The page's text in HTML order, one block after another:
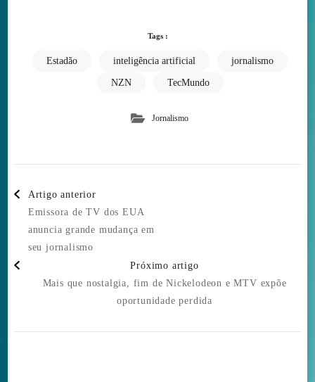
Tags :
Estadão inteligência artificial jornalismo
NZN TecMundo
Jornalismo
Post
Navigation
Artigo anterior
Emissora de TV dos EUA
anuncia grande mudança em
seu jornalismo
Próximo artigo
Mais que nostalgia, fim de Nickelodeon e MTV expõe
oportunidade perdida